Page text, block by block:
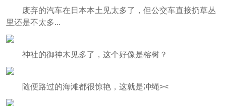
废弃的汽车在日本本土见太多了，但公交车直接扔草丛
里还是不太多...
神社的御神木见多了，这个好像是榕树？
随便路过的海滩都很惊艳，这就是冲绳><